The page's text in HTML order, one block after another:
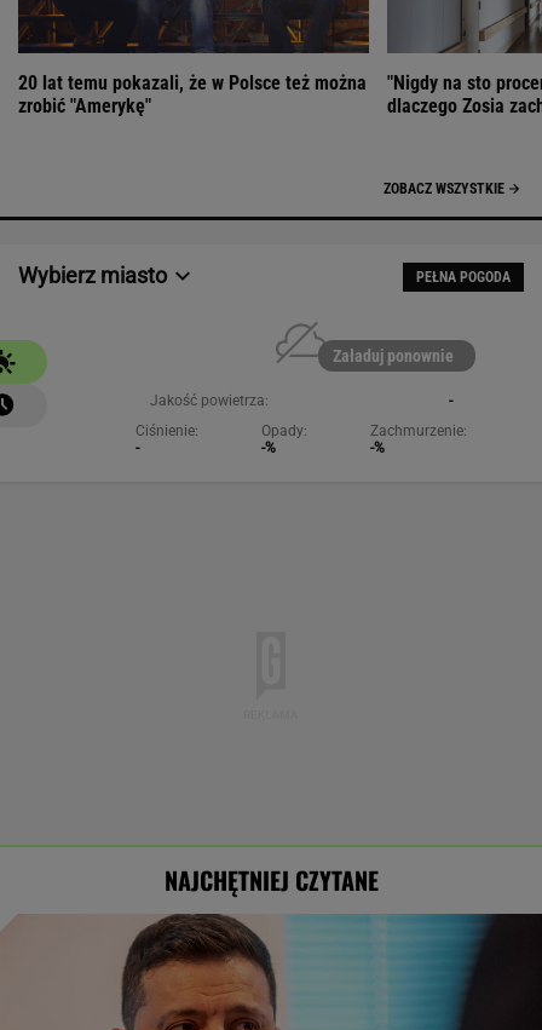
20 lat temu pokazali, że w Polsce też można
zrobić "Amerykę"
"Nigdy na sto
dlaczego Zosia
ZOBACZ WSZYSTKIE
Wybierz miasto PEŁNA POGODA
Załaduj ponownie
Jakość powietrza:
-
Ciśnienie:
-
Opady:
-%
Zachmurzenie:
-%
NAJCHĘTNIEJ CZYTANE